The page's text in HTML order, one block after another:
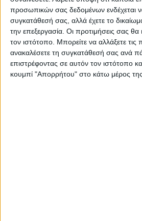
προσωπικών σας δεδομένων ενδέχεται
συγκατάθεσή σας, αλλά έχετε το
την επεξεργασία. Οι προτιμήσεις σας
τον ιστότοπο. Μπορείτε να αλλάξετε τις
ανακαλέσετε τη συγκατάθεσή σας ανά
επιστρέφοντας σε αυτόν τον ιστότοπο
κουμπί "Απορρήτου" στο κάτω μέρος της
πλήρη διερεύνηση της
απόδοση των όποιων
αυτό ενοχλεί κάποιους»
Στο πλαίσιο αυτό «η πλήρης